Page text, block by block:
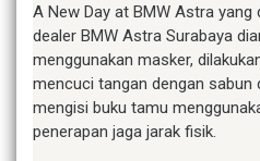
A New Day at BMW Astra
dealer BMW Astra Surabaya
menggunakan masker,
mencuci tangan dengan sabun
mengisi buku tamu
penerapan jaga jarak fisik.